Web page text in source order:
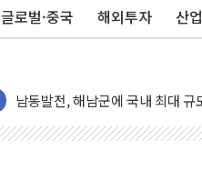
글로벌·중국 해외투자 산업
[사진] 빈살만과 에르도안의 만남
이란와이어 "이란 최고지도자
[인도증시] 중동 불안 속 유가 상
황희 '폐버스 청년주택' SNS 글